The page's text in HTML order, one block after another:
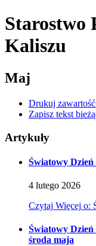
Starostwo
Kaliszu
Maj
Drukuj
Zapisz tekst
Artykuły
Światowy
4 lutego 2026
Czytaj Więcej o:
Światowy Dzień
środa maja